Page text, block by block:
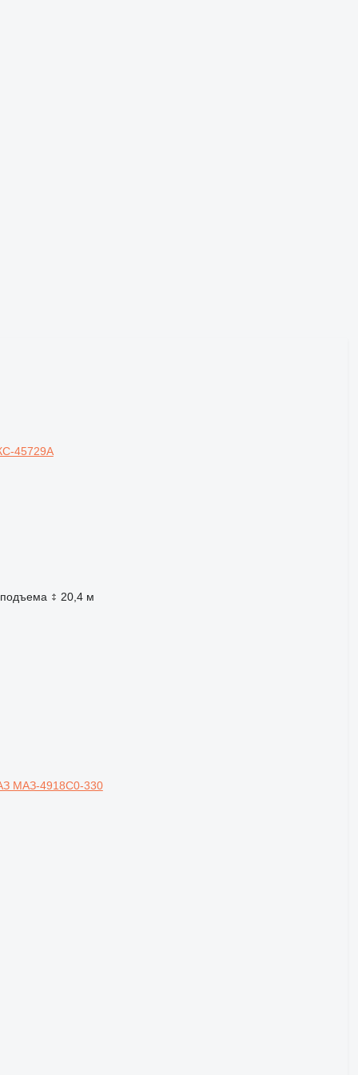
45729А
20,4 м
МАЗ-4918С0-330